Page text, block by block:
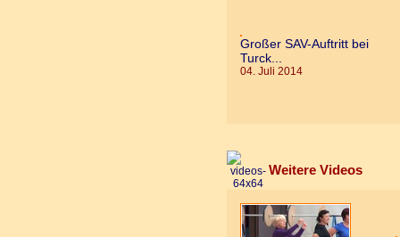
Großer SAV-Auftritt bei
Turck...
04. Juli 2014
Weitere